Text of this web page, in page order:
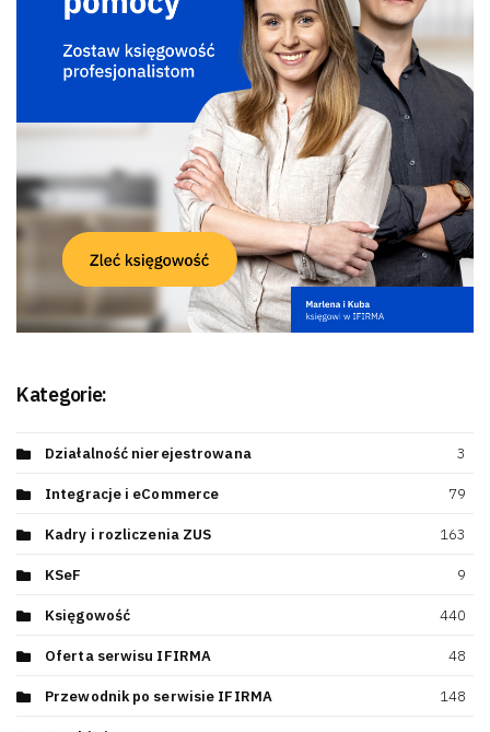
Kategorie:
Działalność nierejestrowana 3
Integracje i eCommerce 79
Kadry i rozliczenia ZUS 163
KSeF 9
Księgowość 440
Oferta serwisu IFIRMA 48
Przewodnik po serwisie IFIRMA 148